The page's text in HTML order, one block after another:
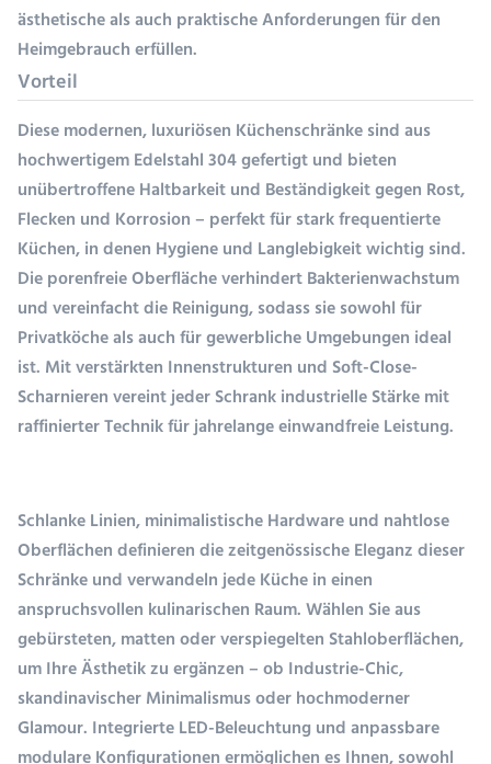
ästhetische als auch praktische Anforderungen für den
Heimgebrauch erfüllen.
Vorteil
Diese modernen, luxuriösen Küchenschränke sind aus
hochwertigem Edelstahl 304 gefertigt und bieten
unübertroffene Haltbarkeit und Beständigkeit gegen Rost,
Flecken und Korrosion – perfekt für stark frequentierte
Küchen, in denen Hygiene und Langlebigkeit wichtig sind.
Die porenfreie Oberfläche verhindert Bakterienwachstum
und vereinfacht die Reinigung, sodass sie sowohl für
Privatköche als auch für gewerbliche Umgebungen ideal
ist. Mit verstärkten Innenstrukturen und Soft-Close-
Scharnieren vereint jeder Schrank industrielle Stärke mit
raffinierter Technik für jahrelange einwandfreie Leistung.
Schlanke Linien, minimalistische Hardware und nahtlose
Oberflächen definieren die zeitgenössische Eleganz dieser
Schränke und verwandeln jede Küche in einen
anspruchsvollen kulinarischen Raum. Wählen Sie aus
gebürsteten, matten oder verspiegelten Stahloberflächen,
um Ihre Ästhetik zu ergänzen – ob Industrie-Chic,
skandinavischer Minimalismus oder hochmoderner
Glamour. Integrierte LED-Beleuchtung und anpassbare